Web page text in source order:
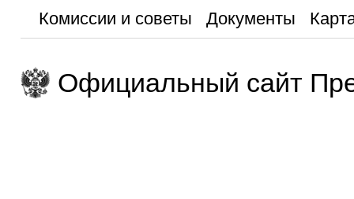
Комиссии и советы
Документы
Официальный сайт